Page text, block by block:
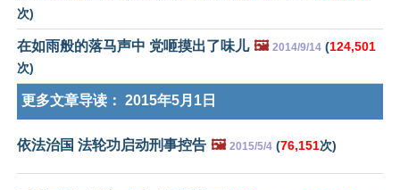
次)
在如雨般的落马声中 党咂摸出了味儿 🖼️ 2014/9/14 (124,501
次)
更多文章导读： 2015年5月1日
依法治国 法轮功启动刑事控告 🖼️ 2015/5/4 (76,151次)